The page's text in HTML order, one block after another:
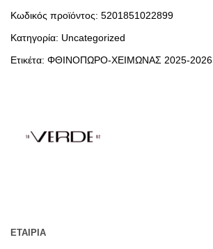
Κωδικός προϊόντος: 5201851022899
Κατηγορία: Uncategorized
Ετικέτα: ΦΘΙΝΟΠΩΡΟ-ΧΕΙΜΩΝΑΣ 2025-2026
ΕΤΑΙΡΊΑ